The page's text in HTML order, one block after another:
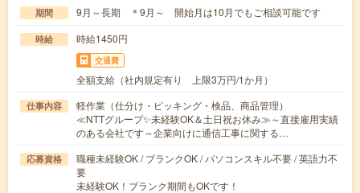
期間 9月～長期 ＊9月～ 開始月は10月でもご相談可能です
時給 時給1450円
交通費
全額支給（社内規定有り 上限3万円/1か月）
仕事内容
軽作業（仕分け・ピッキング・検品、商品管理）
≪NTTグループ✨未経験OK＆土日祝お休み≫～直接雇用実績
のある会社です～企業向けに通信工事に関する…
応募資格
職種未経験OK / ブランクOK / パソコンスキル不要 / 英語力不
要
未経験OK！ブランク期間もOKです！